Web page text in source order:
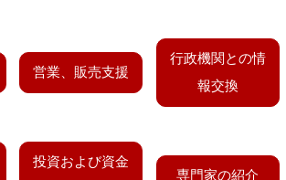
営業、販売支援
行政機関との情
報交換
投資および資金
専門家の紹介